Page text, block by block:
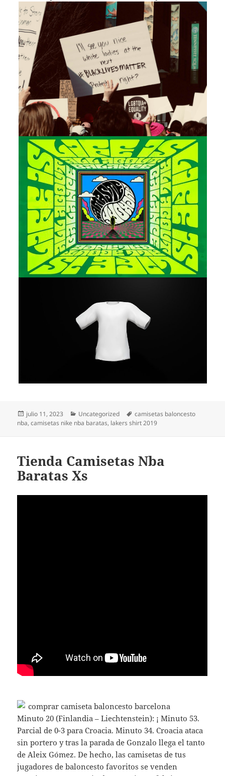
Publicado
el
julio 11, 2023 Categorías
Uncategorized Etiquetas
camisetas baloncesto
nba,camisetas nike nba baratas, lakers shirt 2019
Tienda Camisetas Nba
Baratas Xs
Minuto 20 (Finlandia – Liechtenstein): ¡ Minuto 53.
Parcial de 0-3 para Croacia. Minuto 34. Croacia ataca
sin portero y tras la parada de Gonzalo llega el tanto
de Aleix Gómez. De hecho, las camisetas de tus
jugadores de baloncesto favoritos se venden